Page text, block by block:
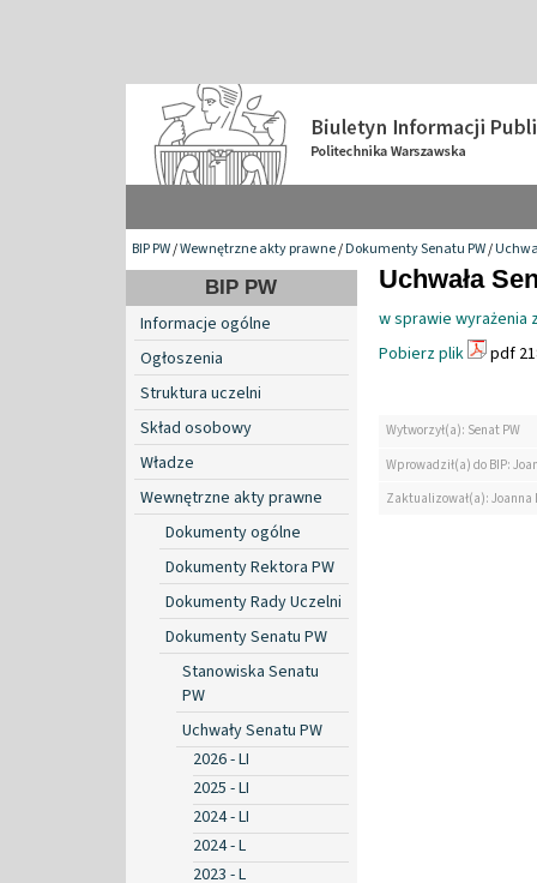
BIP PW/Wewnętrzne akty prawne/Dokumenty Senatu PW/
BIP PW
Informacje ogólne
Ogłoszenia
Struktura uczelni
Skład osobowy
Władze
Wewnętrzne akty prawne
Dokumenty ogólne
Dokumenty Rektora PW
Dokumenty Rady Uczelni
Dokumenty Senatu PW
Stanowiska Senatu
PW
Uchwały Senatu PW
2026 - LI
2025 - LI
2024 - LI
2024 - L
2023 - L
Uchwała
w sprawie wyrażenia
Pobierz plik
pdf
Wytworzył(a): Senat PW
Wprowadził(a) do BIP:
Zaktualizował(a):